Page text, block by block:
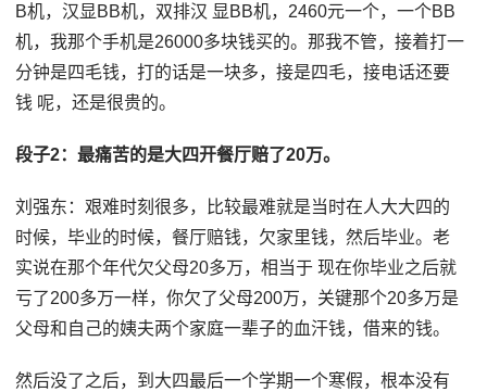
B机，汉显BB机，双排汉 显BB机，2460元一个，一个BB
机，我那个手机是26000多块钱买的。那我不管，接着打一
分钟是四毛钱，打的话是一块多，接是四毛，接电话还要
钱 呢，还是很贵的。
段子2：最痛苦的是大四开餐厅赔了20万。
刘强东：艰难时刻很多，比较最难就是当时在人大大四的
时候，毕业的时候，餐厅赔钱，欠家里钱，然后毕业。老
实说在那个年代欠父母20多万，相当于 现在你毕业之后就
亏了200多万一样，你欠了父母200万，关键那个20多万是
父母和自己的姨夫两个家庭一辈子的血汗钱，借来的钱。
然后没了之后，到大四最后一个学期一个寒假，根本没有